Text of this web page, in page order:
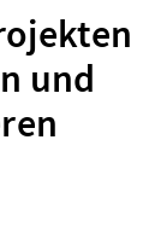
und